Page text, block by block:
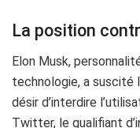
La position
Elon Musk,
technologie, a suscité
désir d’interdire
Twitter, le qualifiant